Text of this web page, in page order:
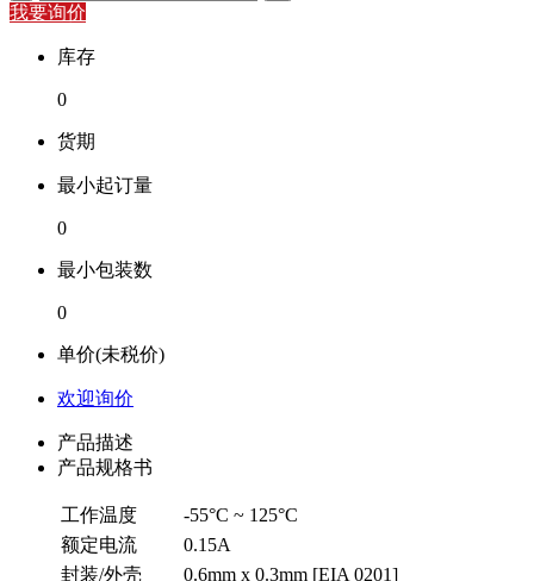
我要询价
库存
0
货期
最小起订量
0
最小包装数
0
单价(未税价)
欢迎询价
产品描述
产品规格书
工作温度
-55°C ~ 125°C
额定电流
0.15A
封装/外壳
0.6mm x 0.3mm [EIA 0201]